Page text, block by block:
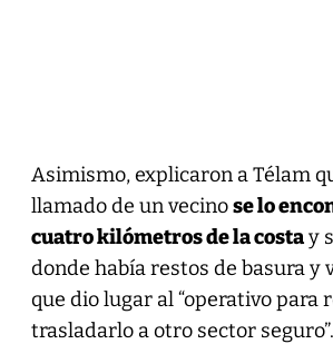
Asimismo, explicaron a Télam
llamado de un vecinose lo
cuatro kilómetros de la costay
donde había restos de basura y
que dio lugar al “operativo para
trasladarlo a otro sector seguro”.